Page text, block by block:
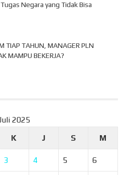
Negara yang Tidak Bisa
TIAP TAHUN, MANAGER PLN
MAMPU BEKERJA?
2025
K J S M
3 4 5 6